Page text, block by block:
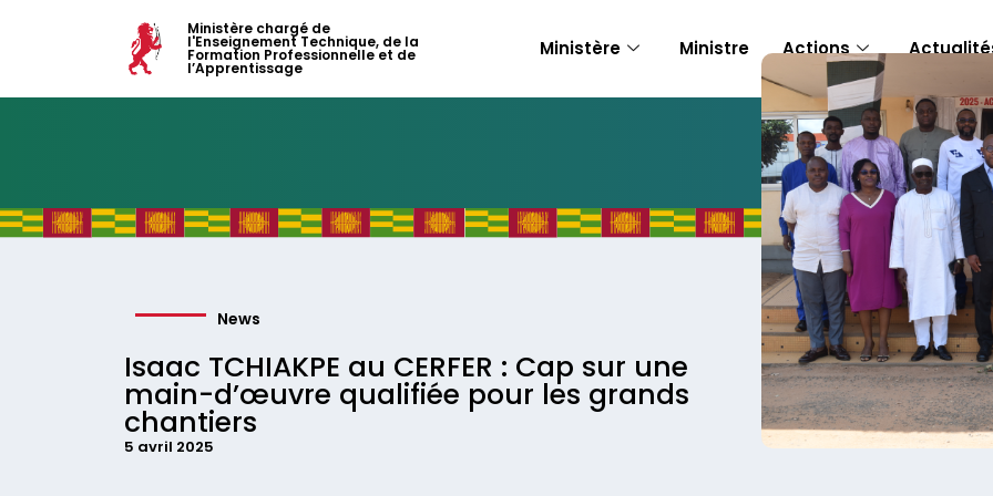
Ministère chargé de
l'Enseignement Technique, de la
Formation Professionnelle et de
l’Apprentissage
Ministère Ministre Actions
News
Isaac TCHIAKPE au CERFER : Cap sur une
main-d’œuvre qualifiée pour les grands
chantiers
5 avril 2025